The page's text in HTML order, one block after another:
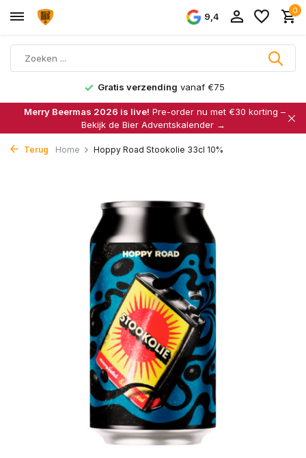
9,4
0
Gratis verzending vanaf €75
Merry Beermas 2026 is live! Pre-order nu met €30 korting –
Bekijk de Bier Adventskalender →
Terug Home Hoppy Road Stookolie 33cl 10%